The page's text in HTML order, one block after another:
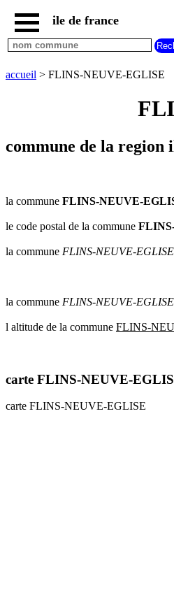
accueil
paris
communes
seine
marne
seine
denis
d
oise
communes
communes
ile de france
accueil > FLINS-NEUVE-EGLISE
commune de la
la commune FLINS-NEUVE-
le code postal de la commune
la commune FLINS-NEUVE-EGLISE
la commune FLINS-NEUVE-EGLISE
l altitude de la commune FLINS-
carte FLINS-NEUVE-
carte FLINS-NEUVE-EGLISE